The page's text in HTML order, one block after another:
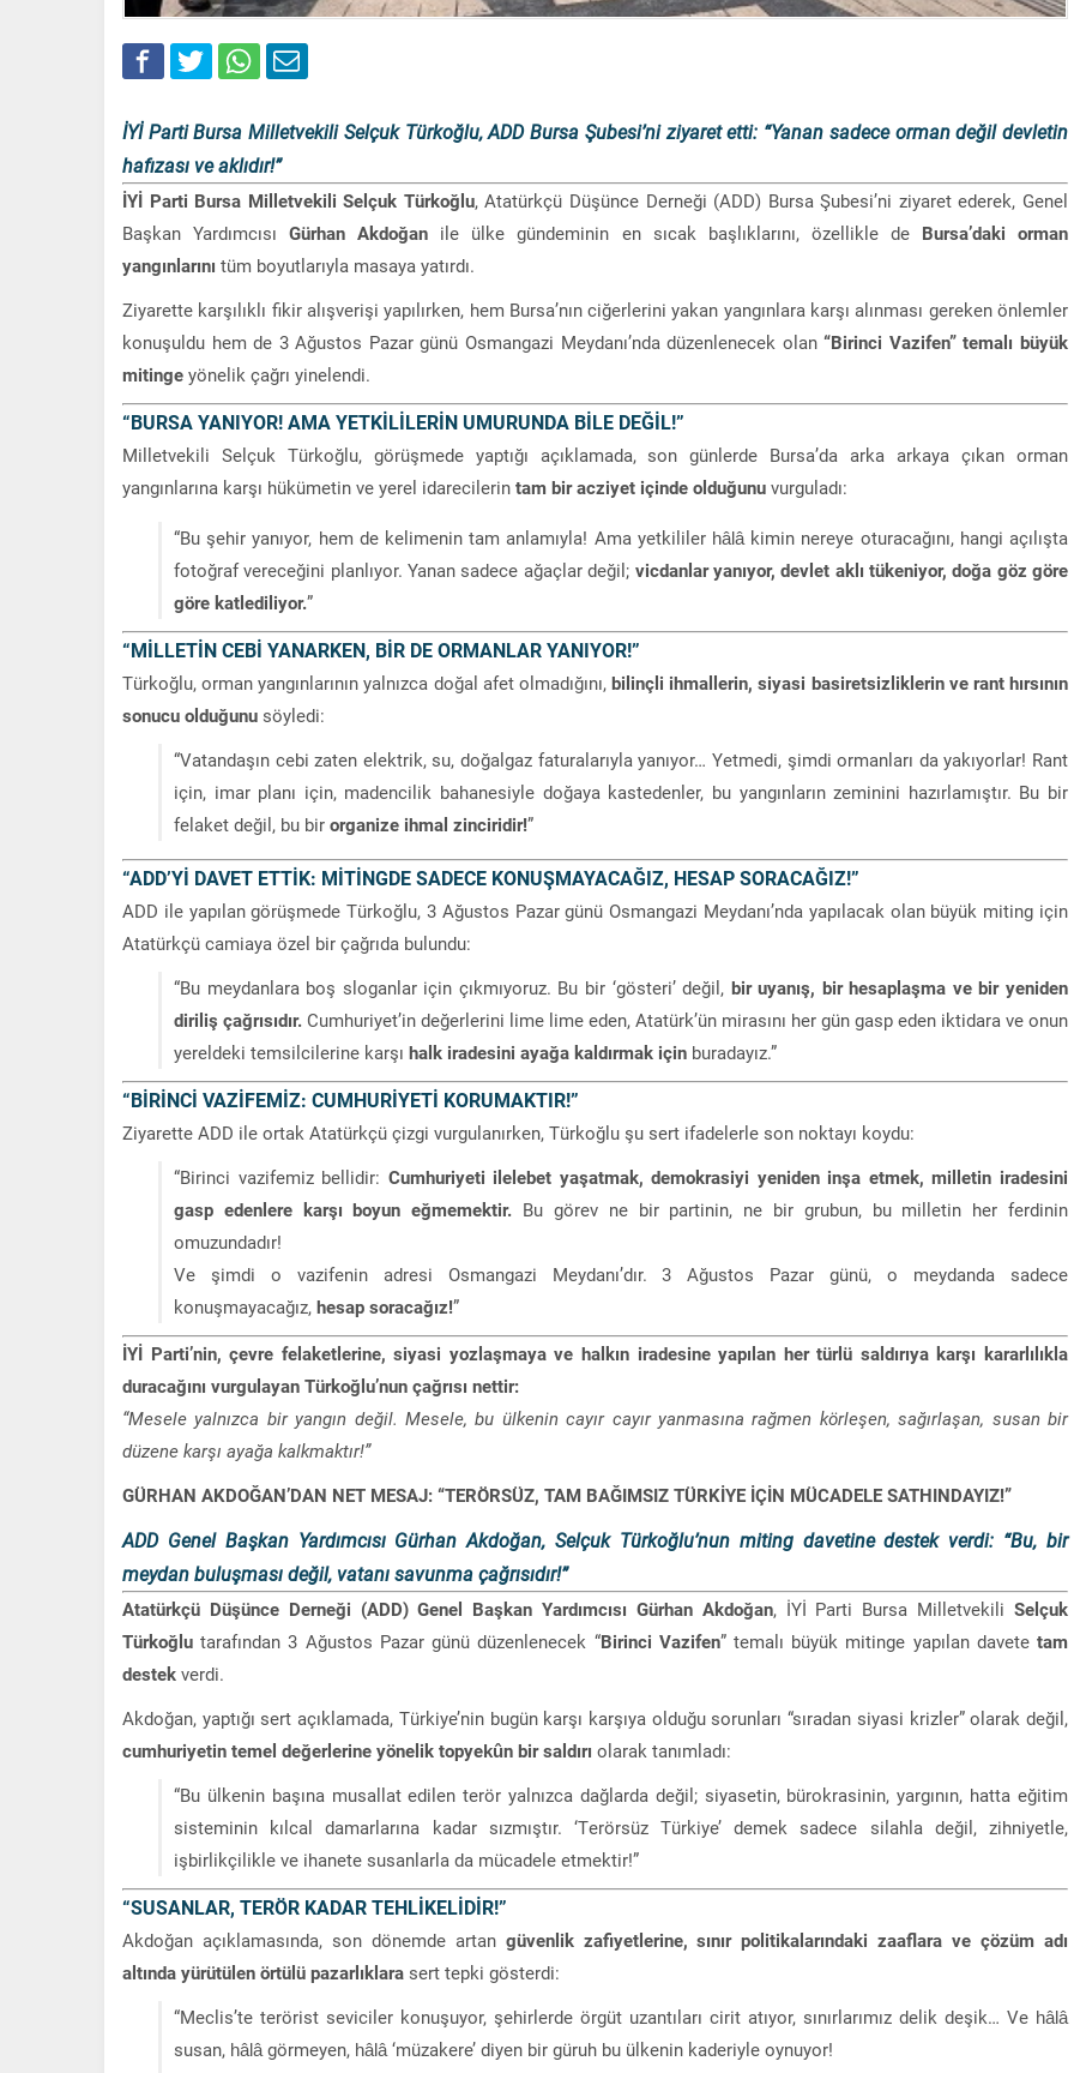
İYİ Parti Bursa Milletvekili Selçuk Türkoğlu, ADD Bursa Şubesi’ni ziyaret etti: “Yanan sadece orman değil devletin
hafızası ve aklıdır!”
İYİ Parti Bursa Milletvekili Selçuk Türkoğlu, Atatürkçü Düşünce Derneği (ADD) Bursa Şubesi’ni ziyaret ederek, Genel
Başkan YardımcısıGürhan Akdoğan ile ülke gündeminin en sıcak başlıklarını, özellikle de Bursa’daki orman
yangınlarını tüm boyutlarıyla masaya yatırdı.
Ziyarette karşılıklı fikir alışverişi yapılırken, hem Bursa’nın ciğerlerini yakan yangınlara karşı alınması gereken önlemler
konuşuldu hem de 3 Ağustos Pazar günü Osmangazi Meydanı’nda düzenlenecek olan“Birinci Vazifen” temalı büyük
mitinge yönelik çağrı yinelendi.
“BURSA YANIYOR! AMA YETKİLİLERİN UMURUNDA BİLE DEĞİL!”
Milletvekili Selçuk Türkoğlu, görüşmede yaptığı açıklamada, son günlerde Bursa’da arka arkaya çıkan orman
yangınlarına karşı hükümetin ve yerel idarecilerin tam bir acziyet içinde olduğunu vurguladı:
“Bu şehir yanıyor, hem de kelimenin tam anlamıyla! Ama yetkililer hâlâ kimin nereye oturacağını, hangi açılışta
fotoğraf vereceğini planlıyor. Yanan sadece ağaçlar değil; vicdanlar yanıyor, devlet aklı tükeniyor, doğa göz göre
göre katlediliyor.”
“MİLLETİN CEBİ YANARKEN, BİR DE ORMANLAR YANIYOR!”
Türkoğlu, orman yangınlarının yalnızca doğal afet olmadığını,bilinçli ihmallerin, siyasi basiretsizliklerin ve rant hırsının
sonucu olduğunu söyledi:
“Vatandaşın cebi zaten elektrik, su, doğalgaz faturalarıyla yanıyor… Yetmedi, şimdi ormanları da yakıyorlar! Rant
için, imar planı için, madencilik bahanesiyle doğaya kastedenler, bu yangınların zeminini hazırlamıştır. Bu bir
felaket değil, bu bir organize ihmal zinciridir!”
“ADD’Yİ DAVET ETTİK: MİTİNGDE SADECE KONUŞMAYACAĞIZ, HESAP SORACAĞIZ!”
ADD ile yapılan görüşmede Türkoğlu, 3 Ağustos Pazar günü Osmangazi Meydanı’nda yapılacak olan büyük miting için
Atatürkçü camiaya özel bir çağrıda bulundu:
“Bu meydanlara boş sloganlar için çıkmıyoruz. Bu bir ‘gösteri’ değil, bir uyanış, bir hesaplaşma ve bir yeniden
diriliş çağrısıdır. Cumhuriyet’in değerlerini lime lime eden, Atatürk’ün mirasını her gün gasp eden iktidara ve onun
yereldeki temsilcilerine karşı halk iradesini ayağa kaldırmak için buradayız.”
“BİRİNCİ VAZİFEMİZ: CUMHURİYETİ KORUMAKTIR!”
Ziyarette ADD ile ortak Atatürkçü çizgi vurgulanırken, Türkoğlu şu sert ifadelerle son noktayı koydu:
“Birinci vazifemiz bellidir: Cumhuriyeti ilelebet yaşatmak, demokrasiyi yeniden inşa etmek, milletin iradesini
gasp edenlere karşı boyun eğmemektir. Bu görev ne bir partinin, ne bir grubun, bu milletin her ferdinin
omuzundadır!
Ve şimdi o vazifenin adresi Osmangazi Meydanı’dır. 3 Ağustos Pazar günü, o meydanda sadece
konuşmayacağız, hesap soracağız!”
İYİ Parti’nin, çevre felaketlerine, siyasi yozlaşmaya ve halkın iradesine yapılan her türlü saldırıya karşı kararlılıkla
duracağını vurgulayan Türkoğlu’nun çağrısı nettir:
“Mesele yalnızca bir yangın değil. Mesele, bu ülkenin cayır cayır yanmasına rağmen körleşen, sağırlaşan, susan bir
düzene karşı ayağa kalkmaktır!”
GÜRHAN AKDOĞAN’DAN NET MESAJ: “TERÖRSÜZ, TAM BAĞIMSIZ TÜRKİYE İÇİN MÜCADELE SATHINDAYIZ!”
ADD Genel Başkan Yardımcısı Gürhan Akdoğan, Selçuk Türkoğlu’nun miting davetine destek verdi: “Bu, bir
meydan buluşması değil, vatanı savunma çağrısıdır!”
Atatürkçü Düşünce Derneği (ADD) Genel Başkan Yardımcısı Gürhan Akdoğan, İYİ Parti Bursa MilletvekiliSelçuk
Türkoğlu tarafından 3 Ağustos Pazar günü düzenlenecek “Birinci Vazifen” temalı büyük mitinge yapılan davetetam
destek verdi.
Akdoğan, yaptığı sert açıklamada, Türkiye’nin bugün karşı karşıya olduğu sorunları “sıradan siyasi krizler” olarak değil,
cumhuriyetin temel değerlerine yönelik topyekûn bir saldırı olarak tanımladı:
“Bu ülkenin başına musallat edilen terör yalnızca dağlarda değil; siyasetin, bürokrasinin, yargının, hatta eğitim
sisteminin kılcal damarlarına kadar sızmıştır. ‘Terörsüz Türkiye’ demek sadece silahla değil, zihniyetle,
işbirlikçilikle ve ihanete susanlarla da mücadele etmektir!”
“SUSANLAR, TERÖR KADAR TEHLİKELİDİR!”
Akdoğan açıklamasında, son dönemde artan güvenlik zafiyetlerine, sınır politikalarındaki zaaflara ve çözüm adı
altında yürütülen örtülü pazarlıklara sert tepki gösterdi:
“Meclis’te terörist seviciler konuşuyor, şehirlerde örgüt uzantıları cirit atıyor, sınırlarımız delik deşik… Ve hâlâ
susan, hâlâ görmeyen, hâlâ ‘müzakere’ diyen bir güruh bu ülkenin kaderiyle oynuyor!